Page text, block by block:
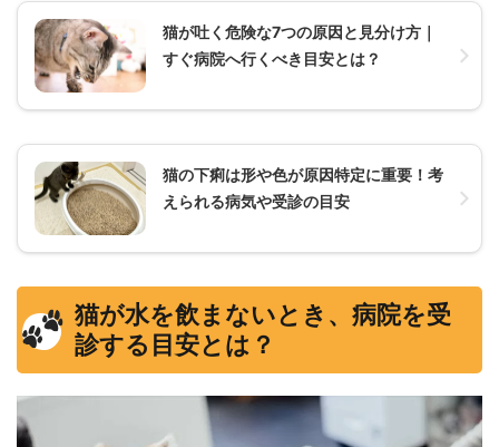
猫が吐く危険な7つの原因と見分け方｜
すぐ病院へ行くべき目安とは？
猫の下痢は形や色が原因特定に重要！考
えられる病気や受診の目安
猫が水を飲まないとき、病院を受
診する目安とは？